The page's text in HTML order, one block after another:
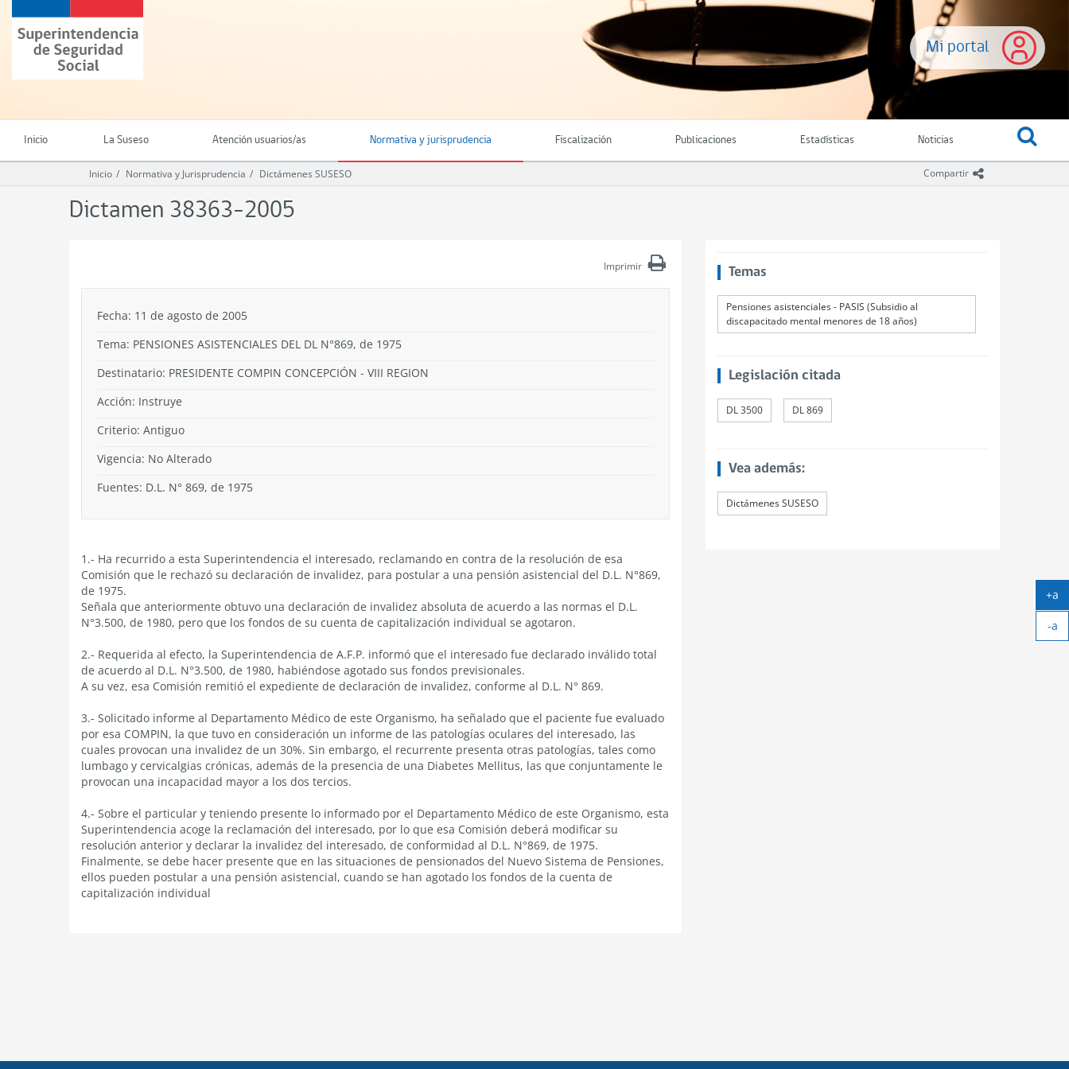
contenido
principal
Mi portal
Superintendencia
de
Seguridad
(SUSESO)
Chile
Inicio La Suseso Atención usuarios/as Normativa y jurisprudencia Fiscalización Publicaciones Estadísticas Noticias
Compartir icono compartir
Inicio Normativa y Jurisprudencia Dictámenes SUSESO
Dictamen 38363-2005
Imprimir
Fecha: 11 de agosto de 2005
Tema: PENSIONES ASISTENCIALES DEL DL N°869, de 1975
Destinatario: PRESIDENTE COMPIN CONCEPCIÓN - VIII REGION
Acción: Instruye
Criterio: Antiguo
Vigencia: No Alterado
Fuentes: D.L. N° 869, de 1975
1.- Ha recurrido a esta Superintendencia el interesado, reclamando en contra de la resolución de esa
Comisión que le rechazó su declaración de invalidez, para postular a una pensión asistencial del D.L. N°869,
de 1975.
Señala que anteriormente obtuvo una declaración de invalidez absoluta de acuerdo a las normas el D.L.
N°3.500, de 1980, pero que los fondos de su cuenta de capitalización individual se agotaron.
2.- Requerida al efecto, la Superintendencia de A.F.P. informó que el interesado fue declarado inválido total
de acuerdo al D.L. N°3.500, de 1980, habiéndose agotado sus fondos previsionales.
A su vez, esa Comisión remitió el expediente de declaración de invalidez, conforme al D.L. N° 869.
3.- Solicitado informe al Departamento Médico de este Organismo, ha señalado que el paciente fue evaluado
por esa COMPIN, la que tuvo en consideración un informe de las patologías oculares del interesado, las
cuales provocan una invalidez de un 30%. Sin embargo, el recurrente presenta otras patologías, tales como
lumbago y cervicalgias crónicas, además de la presencia de una Diabetes Mellitus, las que conjuntamente le
provocan una incapacidad mayor a los dos tercios.
4.- Sobre el particular y teniendo presente lo informado por el Departamento Médico de este Organismo, esta
Superintendencia acoge la reclamación del interesado, por lo que esa Comisión deberá modificar su
resolución anterior y declarar la invalidez del interesado, de conformidad al D.L. N°869, de 1975.
Finalmente, se debe hacer presente que en las situaciones de pensionados del Nuevo Sistema de Pensiones,
ellos pueden postular a una pensión asistencial, cuando se han agotado los fondos de la cuenta de
capitalización individual
Temas
Pensiones asistenciales - PASIS (Subsidio al
discapacitado mental menores de 18 años)
Legislación citada
DL 3500 DL 869
Vea además:
Dictámenes SUSESO
+a
-a